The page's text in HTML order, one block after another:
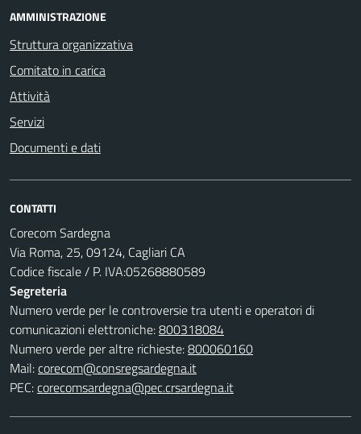
AMMINISTRAZIONE
Struttura organizzativa
Comitato in carica
Attività
Servizi
Documenti e dati
CONTATTI
Corecom Sardegna
Via Roma, 25, 09124, Cagliari CA
Codice fiscale / P. IVA:05268880589
Segreteria
Numero verde per le controversie tra utenti e operatori di
comunicazioni elettroniche:800318084
Numero verde per altre richieste:800060160
Mail:corecom@consregsardegna.it
PEC:corecomsardegna@pec.crsardegna.it